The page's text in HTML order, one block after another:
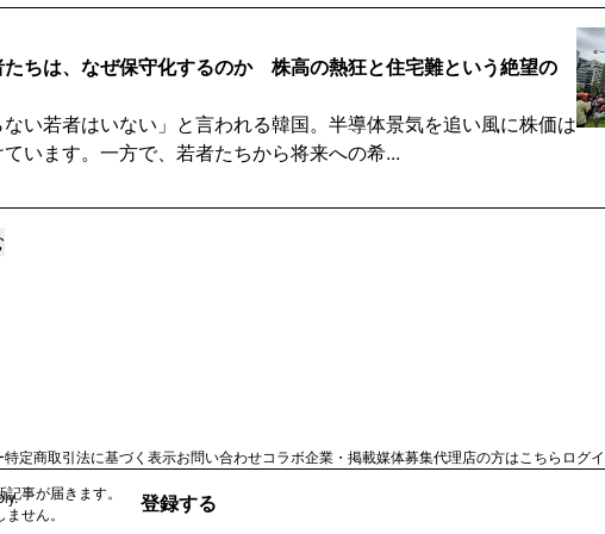
たちは、なぜ保守化するのか 株高の熱狂と住宅難という絶望の
ない若者はいない」と言われる韓国。半導体景気を追い風に株価は
います。一方で、若者たちから将来への希...
ィアの経営危機を手がかりに、報道と権力の関係に注目しまし
を通じて浮かび上がった「距離」の難しさ。...
事が届きます。
せん。
登録する
特定商取引法に基づく表示お問い合わせコラボ企業・掲載媒体募集代理店の方はこちら ログ